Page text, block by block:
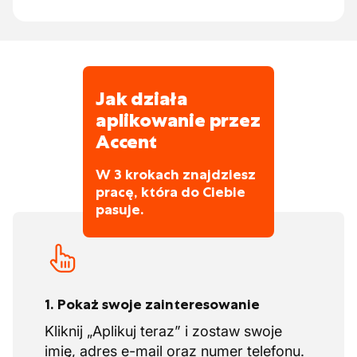
Jak działa
aplikowanie przez
Accent
W 3 krokach znajdziesz
pracę, która do Ciebie
pasuje.
1. Pokaż swoje zainteresowanie
Kliknij „Aplikuj teraz” i zostaw swoje
imię, adres e-mail oraz numer telefonu.